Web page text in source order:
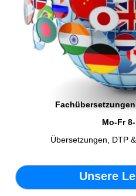
Mo-Fr
Übersetzungen, DTP
Unsere